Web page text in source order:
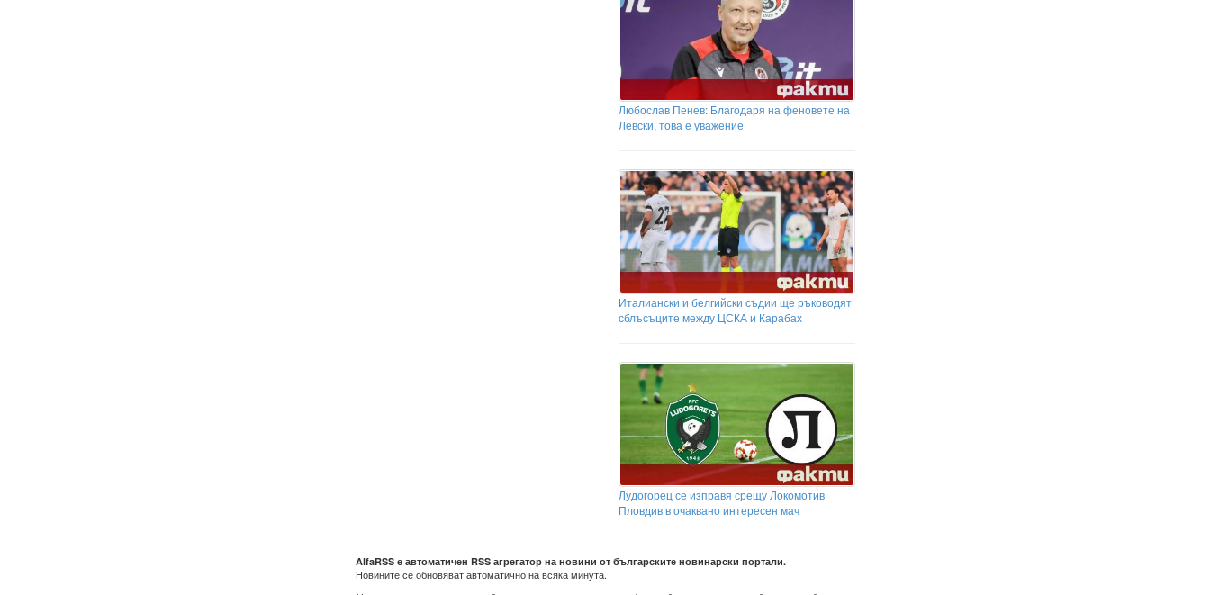
Любослав Пенев: Благодаря на феновете на
Левски, това е уважение
Италиански и белгийски съдии ще ръководят
сблъсъците между ЦСКА и Карабах
Лудогорец се изправя срещу Локомотив
Пловдив в очаквано интересен мач
AlfaRSS е автоматичен RSS агрегатор на новини от българските новинарски портали.
Новините се обновяват автоматично на всяка минута.